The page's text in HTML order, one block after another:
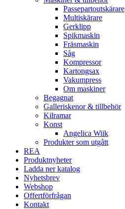
Passepartoutskärare
Multiskärare
Gerklipp
Spikmaskin
Fräsmaskin
Såg
Kompressor
Kartongsax
Vakumpress
Om maskiner
Begagnat
Galleriskenor & tillbehör
Kilramar
Konst
Angelica Wiik
Produkter som utgått
REA
Produktnyheter
Ladda ner katalog
Nyhetsbrev
Webshop
Offertförfrågan
Kontakt